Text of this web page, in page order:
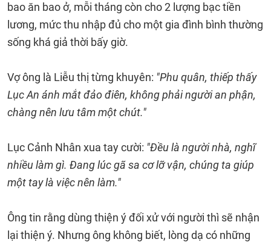
bao ăn bao ở, mỗi tháng còn cho 2 lượng bạc tiền
lương, mức thu nhập đủ cho một gia đình bình thường
sống khá giả thời bấy giờ.
Vợ ông là Liễu thị từng khuyên: "Phu quân, thiếp thấy
Lục An ánh mắt đảo điên, không phải người an phận,
chàng nên lưu tâm một chút."
Lục Cảnh Nhân xua tay cười: "Đều là người nhà, nghĩ
nhiều làm gì. Đang lúc gã sa cơ lỡ vận, chúng ta giúp
một tay là việc nên làm."
Ông tin rằng dùng thiện ý đối xử với người thì sẽ nhận
lại thiện ý. Nhưng ông không biết, lòng dạ có những